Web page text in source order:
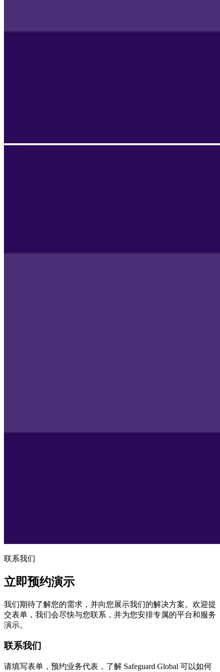
联系我们
立即预约演示
我们期待了解您的需求，并向您展示我们的解决方案。欢迎提
交表单，我们会尽快与您联系，并为您安排专属的平台和服务
演示。
联系我们
请填写表单，预约业务代表，了解 Safeguard Global 可以如何